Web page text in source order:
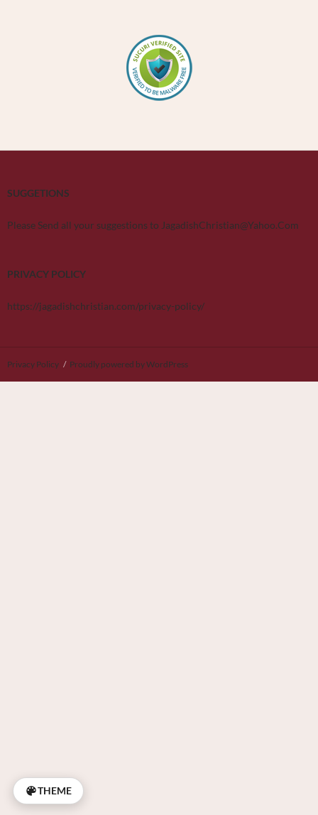
SUGGETIONS
Please Send all your suggestions to JagadishChristian@Yahoo.Com
PRIVACY POLICY
https://jagadishchristian.com/privacy-policy/
Privacy Policy Proudly powered by WordPress
THEME